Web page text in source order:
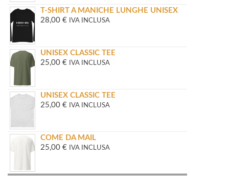
T-SHIRT A MANICHE LUNGHE UNISEX
28,00 € IVA INCLUSA
UNISEX CLASSIC TEE
25,00 € IVA INCLUSA
UNISEX CLASSIC TEE
25,00 € IVA INCLUSA
COME DA MAIL
25,00 € IVA INCLUSA